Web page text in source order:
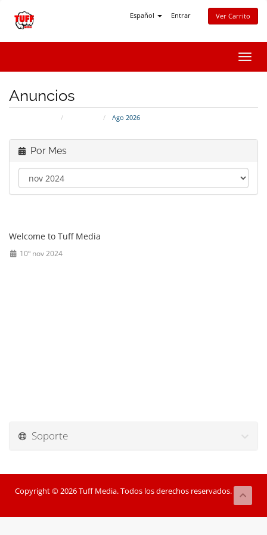
Español Entrar Ver Carrito
Anuncios
Ago 2026
Por Mes
Welcome to Tuff Media
10º nov 2024
Soporte
Copyright © 2026 Tuff Media. Todos los derechos reservados.